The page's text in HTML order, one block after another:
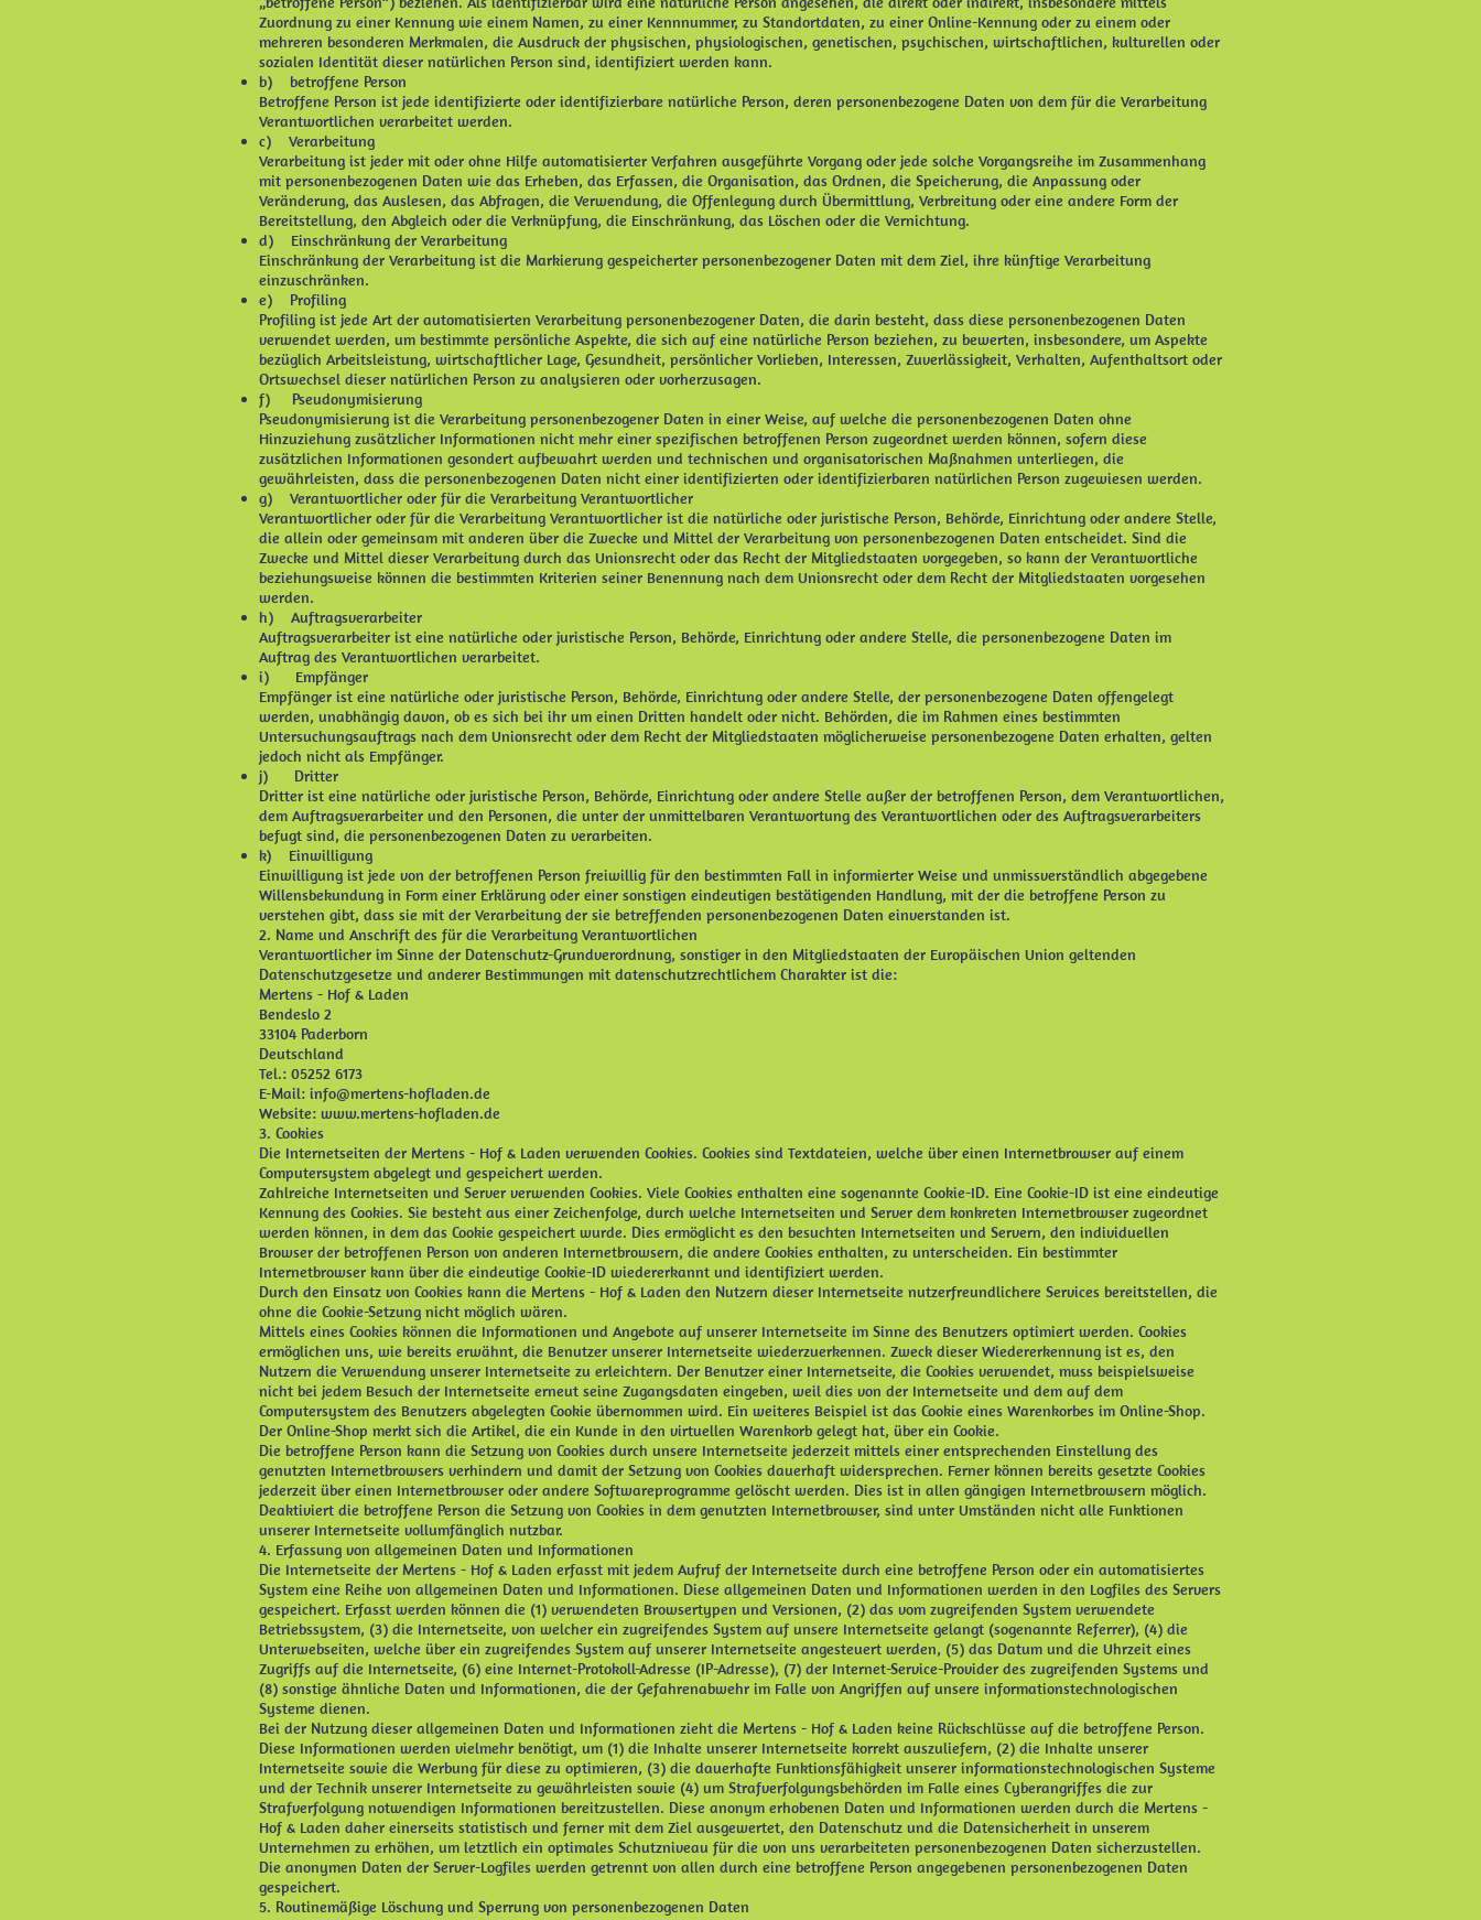
Zuordnung zu einer Kennung wie einem Namen, zu einer Kennnummer, zu Standortdaten, zu einer Online-Kennung oder zu einem oder
mehreren besonderen Merkmalen, die Ausdruck der physischen, physiologischen, genetischen, psychischen, wirtschaftlichen, kulturellen oder
sozialen Identität dieser natürlichen Person sind, identifiziert werden kann.
b) betroffene Person
Betroffene Person ist jede identifizierte oder identifizierbare natürliche Person, deren personenbezogene Daten von dem für die Verarbeitung
Verantwortlichen verarbeitet werden.
c) Verarbeitung
Verarbeitung ist jeder mit oder ohne Hilfe automatisierter Verfahren ausgeführte Vorgang oder jede solche Vorgangsreihe im Zusammenhang
mit personenbezogenen Daten wie das Erheben, das Erfassen, die Organisation, das Ordnen, die Speicherung, die Anpassung oder
Veränderung, das Auslesen, das Abfragen, die Verwendung, die Offenlegung durch Übermittlung, Verbreitung oder eine andere Form der
Bereitstellung, den Abgleich oder die Verknüpfung, die Einschränkung, das Löschen oder die Vernichtung.
d) Einschränkung der Verarbeitung
Einschränkung der Verarbeitung ist die Markierung gespeicherter personenbezogener Daten mit dem Ziel, ihre künftige Verarbeitung
einzuschränken.
e) Profiling
Profiling ist jede Art der automatisierten Verarbeitung personenbezogener Daten, die darin besteht, dass diese personenbezogenen Daten
verwendet werden, um bestimmte persönliche Aspekte, die sich auf eine natürliche Person beziehen, zu bewerten, insbesondere, um Aspekte
bezüglich Arbeitsleistung, wirtschaftlicher Lage, Gesundheit, persönlicher Vorlieben, Interessen, Zuverlässigkeit, Verhalten, Aufenthaltsort oder
Ortswechsel dieser natürlichen Person zu analysieren oder vorherzusagen.
f) Pseudonymisierung
Pseudonymisierung ist die Verarbeitung personenbezogener Daten in einer Weise, auf welche die personenbezogenen Daten ohne
Hinzuziehung zusätzlicher Informationen nicht mehr einer spezifischen betroffenen Person zugeordnet werden können, sofern diese
zusätzlichen Informationen gesondert aufbewahrt werden und technischen und organisatorischen Maßnahmen unterliegen, die
gewährleisten, dass die personenbezogenen Daten nicht einer identifizierten oder identifizierbaren natürlichen Person zugewiesen werden.
g) Verantwortlicher oder für die Verarbeitung Verantwortlicher
Verantwortlicher oder für die Verarbeitung Verantwortlicher ist die natürliche oder juristische Person, Behörde, Einrichtung oder andere Stelle,
die allein oder gemeinsam mit anderen über die Zwecke und Mittel der Verarbeitung von personenbezogenen Daten entscheidet. Sind die
Zwecke und Mittel dieser Verarbeitung durch das Unionsrecht oder das Recht der Mitgliedstaaten vorgegeben, so kann der Verantwortliche
beziehungsweise können die bestimmten Kriterien seiner Benennung nach dem Unionsrecht oder dem Recht der Mitgliedstaaten vorgesehen
werden.
h) Auftragsverarbeiter
Auftragsverarbeiter ist eine natürliche oder juristische Person, Behörde, Einrichtung oder andere Stelle, die personenbezogene Daten im
Auftrag des Verantwortlichen verarbeitet.
i) Empfänger
Empfänger ist eine natürliche oder juristische Person, Behörde, Einrichtung oder andere Stelle, der personenbezogene Daten offengelegt
werden, unabhängig davon, ob es sich bei ihr um einen Dritten handelt oder nicht. Behörden, die im Rahmen eines bestimmten
Untersuchungsauftrags nach dem Unionsrecht oder dem Recht der Mitgliedstaaten möglicherweise personenbezogene Daten erhalten, gelten
jedoch nicht als Empfänger.
j) Dritter
Dritter ist eine natürliche oder juristische Person, Behörde, Einrichtung oder andere Stelle außer der betroffenen Person, dem Verantwortlichen,
dem Auftragsverarbeiter und den Personen, die unter der unmittelbaren Verantwortung des Verantwortlichen oder des Auftragsverarbeiters
befugt sind, die personenbezogenen Daten zu verarbeiten.
k) Einwilligung
Einwilligung ist jede von der betroffenen Person freiwillig für den bestimmten Fall in informierter Weise und unmissverständlich abgegebene
Willensbekundung in Form einer Erklärung oder einer sonstigen eindeutigen bestätigenden Handlung, mit der die betroffene Person zu
verstehen gibt, dass sie mit der Verarbeitung der sie betreffenden personenbezogenen Daten einverstanden ist.
2. Name und Anschrift des für die Verarbeitung Verantwortlichen
Verantwortlicher im Sinne der Datenschutz-Grundverordnung, sonstiger in den Mitgliedstaaten der Europäischen Union geltenden
Datenschutzgesetze und anderer Bestimmungen mit datenschutzrechtlichem Charakter ist die:
Mertens - Hof & Laden
Bendeslo 2
33104 Paderborn
Deutschland
Tel.: 05252 6173
E-Mail: info@mertens-hofladen.de
Website: www.mertens-hofladen.de
3. Cookies
Die Internetseiten der Mertens - Hof & Laden verwenden Cookies. Cookies sind Textdateien, welche über einen Internetbrowser auf einem
Computersystem abgelegt und gespeichert werden.
Zahlreiche Internetseiten und Server verwenden Cookies. Viele Cookies enthalten eine sogenannte Cookie-ID. Eine Cookie-ID ist eine eindeutige
Kennung des Cookies. Sie besteht aus einer Zeichenfolge, durch welche Internetseiten und Server dem konkreten Internetbrowser zugeordnet
werden können, in dem das Cookie gespeichert wurde. Dies ermöglicht es den besuchten Internetseiten und Servern, den individuellen
Browser der betroffenen Person von anderen Internetbrowsern, die andere Cookies enthalten, zu unterscheiden. Ein bestimmter
Internetbrowser kann über die eindeutige Cookie-ID wiedererkannt und identifiziert werden.
Durch den Einsatz von Cookies kann die Mertens - Hof & Laden den Nutzern dieser Internetseite nutzerfreundlichere Services bereitstellen, die
ohne die Cookie-Setzung nicht möglich wären.
Mittels eines Cookies können die Informationen und Angebote auf unserer Internetseite im Sinne des Benutzers optimiert werden. Cookies
ermöglichen uns, wie bereits erwähnt, die Benutzer unserer Internetseite wiederzuerkennen. Zweck dieser Wiedererkennung ist es, den
Nutzern die Verwendung unserer Internetseite zu erleichtern. Der Benutzer einer Internetseite, die Cookies verwendet, muss beispielsweise
nicht bei jedem Besuch der Internetseite erneut seine Zugangsdaten eingeben, weil dies von der Internetseite und dem auf dem
Computersystem des Benutzers abgelegten Cookie übernommen wird. Ein weiteres Beispiel ist das Cookie eines Warenkorbes im Online-Shop.
Der Online-Shop merkt sich die Artikel, die ein Kunde in den virtuellen Warenkorb gelegt hat, über ein Cookie.
Die betroffene Person kann die Setzung von Cookies durch unsere Internetseite jederzeit mittels einer entsprechenden Einstellung des
genutzten Internetbrowsers verhindern und damit der Setzung von Cookies dauerhaft widersprechen. Ferner können bereits gesetzte Cookies
jederzeit über einen Internetbrowser oder andere Softwareprogramme gelöscht werden. Dies ist in allen gängigen Internetbrowsern möglich.
Deaktiviert die betroffene Person die Setzung von Cookies in dem genutzten Internetbrowser, sind unter Umständen nicht alle Funktionen
unserer Internetseite vollumfänglich nutzbar.
4. Erfassung von allgemeinen Daten und Informationen
Die Internetseite der Mertens - Hof & Laden erfasst mit jedem Aufruf der Internetseite durch eine betroffene Person oder ein automatisiertes
System eine Reihe von allgemeinen Daten und Informationen. Diese allgemeinen Daten und Informationen werden in den Logfiles des Servers
gespeichert. Erfasst werden können die (1) verwendeten Browsertypen und Versionen, (2) das vom zugreifenden System verwendete
Betriebssystem, (3) die Internetseite, von welcher ein zugreifendes System auf unsere Internetseite gelangt (sogenannte Referrer), (4) die
Unterwebseiten, welche über ein zugreifendes System auf unserer Internetseite angesteuert werden, (5) das Datum und die Uhrzeit eines
Zugriffs auf die Internetseite, (6) eine Internet-Protokoll-Adresse (IP-Adresse), (7) der Internet-Service-Provider des zugreifenden Systems und
(8) sonstige ähnliche Daten und Informationen, die der Gefahrenabwehr im Falle von Angriffen auf unsere informationstechnologischen
Systeme dienen.
Bei der Nutzung dieser allgemeinen Daten und Informationen zieht die Mertens - Hof & Laden keine Rückschlüsse auf die betroffene Person.
Diese Informationen werden vielmehr benötigt, um (1) die Inhalte unserer Internetseite korrekt auszuliefern, (2) die Inhalte unserer
Internetseite sowie die Werbung für diese zu optimieren, (3) die dauerhafte Funktionsfähigkeit unserer informationstechnologischen Systeme
und der Technik unserer Internetseite zu gewährleisten sowie (4) um Strafverfolgungsbehörden im Falle eines Cyberangriffes die zur
Strafverfolgung notwendigen Informationen bereitzustellen. Diese anonym erhobenen Daten und Informationen werden durch die Mertens -
Hof & Laden daher einerseits statistisch und ferner mit dem Ziel ausgewertet, den Datenschutz und die Datensicherheit in unserem
Unternehmen zu erhöhen, um letztlich ein optimales Schutzniveau für die von uns verarbeiteten personenbezogenen Daten sicherzustellen.
Die anonymen Daten der Server-Logfiles werden getrennt von allen durch eine betroffene Person angegebenen personenbezogenen Daten
gespeichert.
5. Routinemäßige Löschung und Sperrung von personenbezogenen Daten